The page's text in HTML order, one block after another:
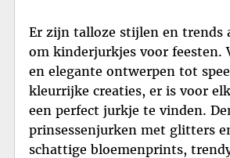
Er zijn talloze stijlen en trends
om kinderjurkjes voor feesten.
en elegante ontwerpen tot
kleurrijke creaties, er is voor
een perfect jurkje te vinden.
prinsessenjurken met glitters
schattige bloemenprints,